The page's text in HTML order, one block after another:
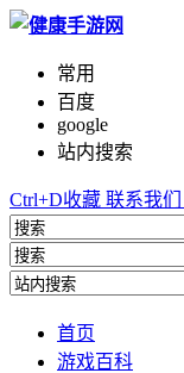
常用
百度
google
站内搜索
Ctrl+D收藏 联系我们
首页
游戏百科